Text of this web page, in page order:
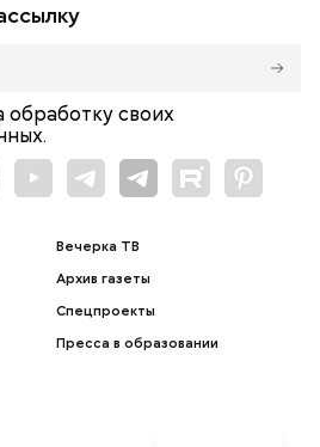
обработку своих
Вечерка ТВ
Архив газеты
Спецпроекты
Пресса в образовании